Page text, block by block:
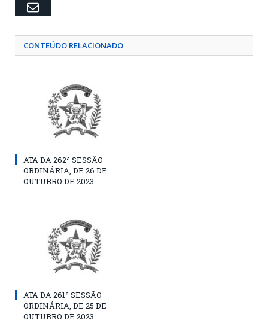
Email
CONTEÚDO RELACIONADO
ATA DA 262ª SESSÃO
ORDINÁRIA, DE 26 DE
OUTUBRO DE 2023
ATA DA 261ª SESSÃO
ORDINÁRIA, DE 25 DE
OUTUBRO DE 2023